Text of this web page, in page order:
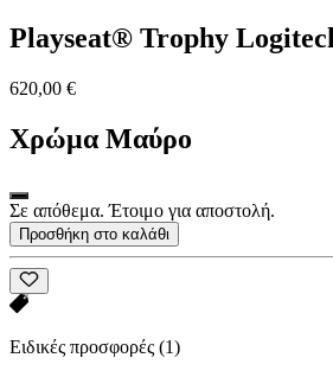
Playseat® Trophy
620,00 €
Χρώμα Μαύρο
Σε απόθεμα. Έτοιμο για αποστολή.
Προσθήκη στο καλάθι
Ειδικές προσφορές (1)